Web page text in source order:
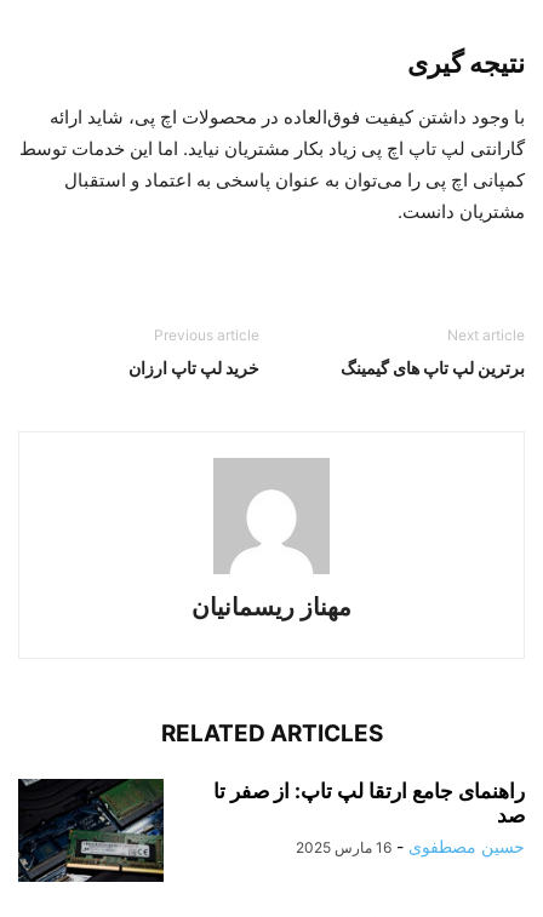
نتیجه گیری
با وجود داشتن کیفیت‌ فوق‌العاده در محصولات اچ پی، شاید ارائه
گارانتی لپ تاپ اچ پی زیاد بکار مشتریان نیاید. اما این خدمات توسط
کمپانی اچ پی را می‌توان به عنوان پاسخی به اعتماد و استقبال
مشتریان دانست.
Previous article
خرید لپ تاپ ارزان
Next article
برترین لپ تاپ های گیمینگ
مهناز ریسمانیان
RELATED ARTICLES
راهنمای جامع ارتقا لپ‌ تاپ: از صفر تا
صد
حسین مصطفوی - 16 مارس 2025